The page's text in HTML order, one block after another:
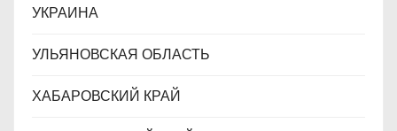
УКРАИНА
УЛЬЯНОВСКАЯ ОБЛАСТЬ
ХАБАРОВСКИЙ КРАЙ